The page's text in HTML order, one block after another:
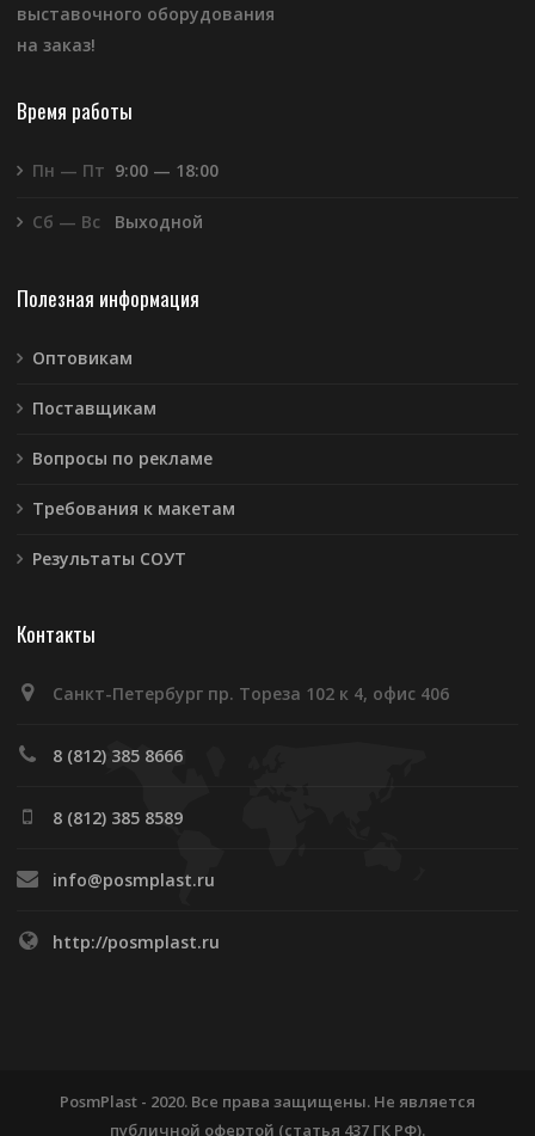
выставочного оборудования
на заказ!
Время работы
Пн — Пт 9:00 — 18:00
Сб — Вс Выходной
Полезная информация
Оптовикам
Поставщикам
Вопросы по рекламе
Требования к макетам
Результаты СОУТ
Контакты
Санкт-Петербург пр. Тореза 102 к 4, офис 406
8 (812) 385 8666
8 (812) 385 8589
info@posmplast.ru
http://posmplast.ru
PosmPlast - 2020. Все права защищены. Не является
публичной офертой (статья 437 ГК РФ).